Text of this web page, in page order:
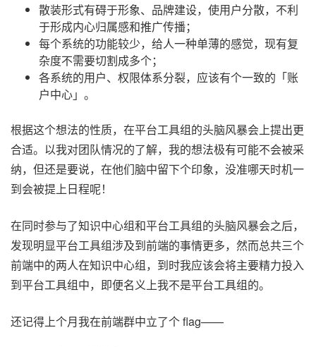
散装形式有碍于形象、品牌建设，使用户分散，不利
于形成内心归属感和推广传播；
每个系统的功能较少，给人一种单薄的感觉，现有复
杂度不需要切割成多个；
各系统的用户、权限体系分裂，应该有个一致的「账
户中心」。
根据这个想法的性质，在平台工具组的头脑风暴会上提出更
合适。以我对团队情况的了解，我的想法极有可能不会被采
纳，但还是要说，在他们脑中留下个印象，没准哪天时机一
到会被提上日程呢！
在同时参与了知识中心组和平台工具组的头脑风暴会之后，
发现明显平台工具组涉及到前端的事情更多，然而总共三个
前端中的两人在知识中心组，到时我应该会将主要精力投入
到平台工具组中，即便名义上我不是平台工具组的。
还记得上个月我在前端群中立了个 flag——